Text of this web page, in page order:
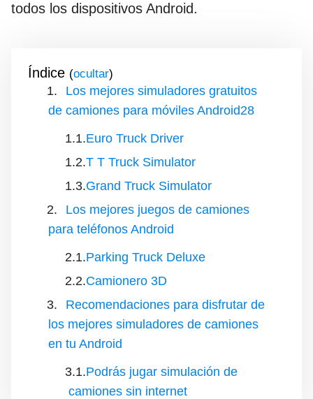
todos los dispositivos Android.
Índice ( )
Los mejores simuladores gratuitos
de camiones para móviles Android28
Euro Truck Driver
T T Truck Simulator
Grand Truck Simulator
Los mejores juegos de camiones
para teléfonos Android
Parking Truck Deluxe
Camionero 3D
Recomendaciones para disfrutar de
los mejores simuladores de camiones
en tu Android
Podrás jugar simulación de
camiones sin internet